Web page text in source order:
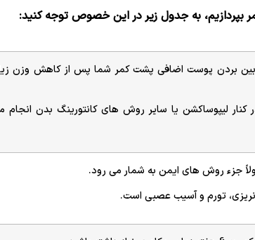
بپردازیم، به جدول زیر در این خصوص توجه کنید:
بین بردن پوست اضافی پشت کمر شما پس از کاهش وزن
لیپوساکشن یا سایر روش های کانتورینگ بدن انجام
جزء روش های ایمن به شمار می رود.
تورم و آسیب عصبی است.